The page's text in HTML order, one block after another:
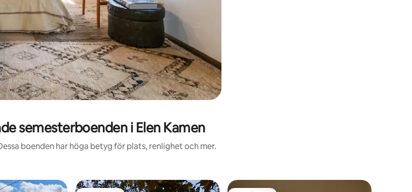
semesterboenden i Elen Kamen
boenden har höga betyg för plats, renlighet och mer.